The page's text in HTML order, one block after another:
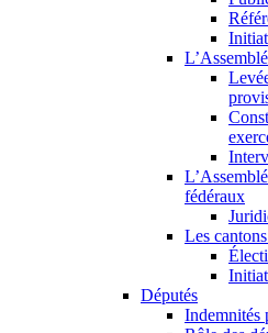
fédéraux
Les
Députés
Indemnités